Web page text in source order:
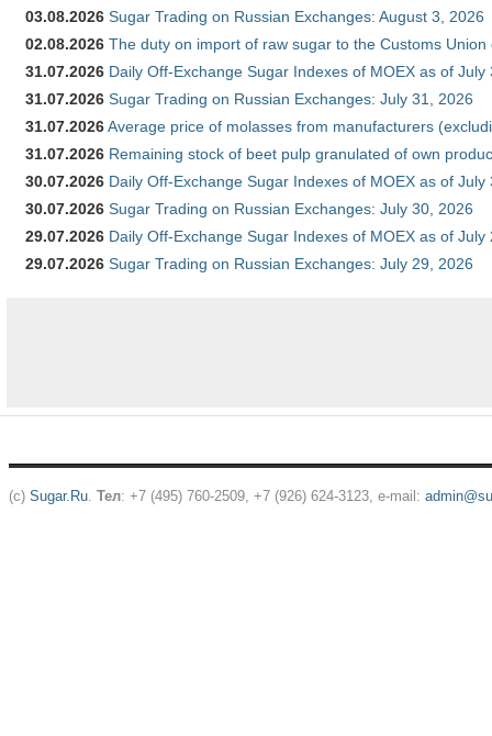
03.08.2026 Sugar Trading on Russian Exchanges: August 3, 2026
02.08.2026 The duty on import of raw sugar to the Customs
31.07.2026 Daily Off-Exchange Sugar Indexes of MOEX as of July
31.07.2026 Sugar Trading on Russian Exchanges: July 31, 2026
31.07.2026Average price of molasses from manufacturers
31.07.2026 Remaining stock of beet pulp granulated of own
30.07.2026 Daily Off-Exchange Sugar Indexes of MOEX as of July
30.07.2026 Sugar Trading on Russian Exchanges: July 30, 2026
29.07.2026 Daily Off-Exchange Sugar Indexes of MOEX as of July
29.07.2026 Sugar Trading on Russian Exchanges: July 29, 2026
(c) Sugar.Ru Тел: +7 (495) 760-2509, +7 (926) 624-3123, e-mail: